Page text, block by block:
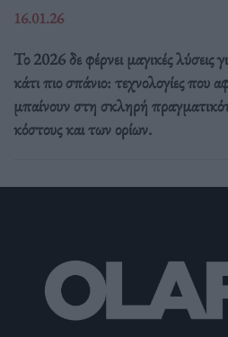
16.01.26
Το 2026 δε φέρνει μαγικές λύσεις
κάτι πιο σπάνιο: τεχνολογίες που
μπαίνουν στη σκληρή
κόστους και των ορίων.